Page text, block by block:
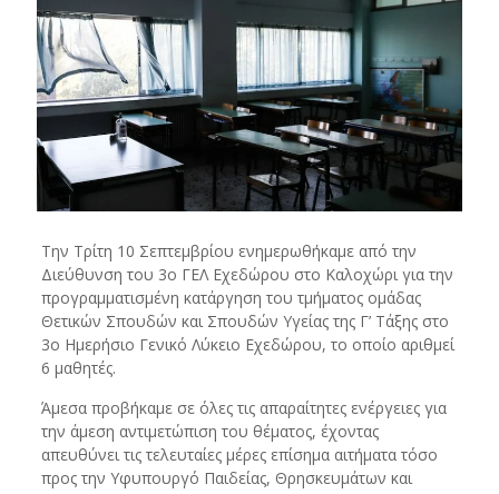
Την Τρίτη 10 Σεπτεμβρίου ενημερωθήκαμε από την
Διεύθυνση του 3ο ΓΕΛ Εχεδώρου στο Καλοχώρι για την
προγραμματισμένη κατάργηση του τμήματος ομάδας
Θετικών Σπουδών και Σπουδών Υγείας της Γ’ Τάξης στο
3ο Ημερήσιο Γενικό Λύκειο Εχεδώρου, το οποίο αριθμεί
6 μαθητές.
Άμεσα προβήκαμε σε όλες τις απαραίτητες ενέργειες για
την άμεση αντιμετώπιση του θέματος, έχοντας
απευθύνει τις τελευταίες μέρες επίσημα αιτήματα τόσο
προς την Υφυπουργό Παιδείας, Θρησκευμάτων και